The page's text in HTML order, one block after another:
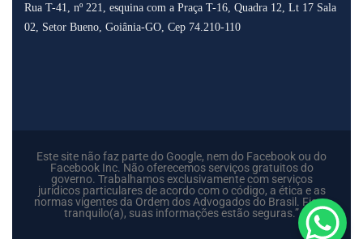
Rua T-41, nº 221, esquina com a Praça T-16, Quadra 12, Lt 17 Sala
02, Setor Bueno, Goiânia-GO, Cep 74.210-110
Este site não faz parte do Google, nem do Facebook ou do
Facebook Inc. Não oferecemos serviços gratuitos do
governo. Trabalhamos exclusivamente com serviços
jurídicos particulares de acordo com o código, a ética e as
normas vigentes da Ordem dos Advogados do Brasil. Fique
tranquilo(a), suas informações estão seguras.”